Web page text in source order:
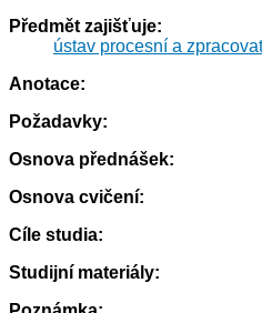
Předmět zajišťuje:
ústav procesní a
Anotace:
Požadavky:
Osnova přednášek:
Osnova cvičení:
Cíle studia:
Studijní materiály: